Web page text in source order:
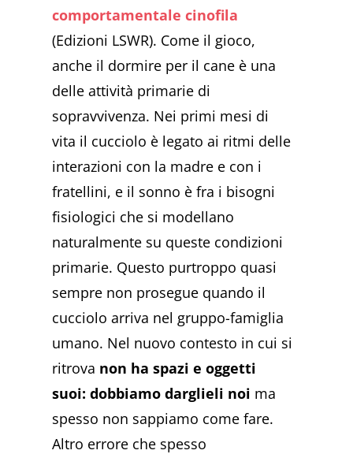
comportamentale cinofila
(Edizioni LSWR). Come il gioco,
anche il dormire per il cane è una
delle attività primarie di
sopravvivenza. Nei primi mesi di
vita il cucciolo è legato ai ritmi delle
interazioni con la madre e con i
fratellini, e il sonno è fra i bisogni
fisiologici che si modellano
naturalmente su queste condizioni
primarie. Questo purtroppo quasi
sempre non prosegue quando il
cucciolo arriva nel gruppo-famiglia
umano. Nel nuovo contesto in cui si
ritrova non ha spazi e oggetti
suoi: dobbiamo darglieli noi ma
spesso non sappiamo come fare.
Altro errore che spesso